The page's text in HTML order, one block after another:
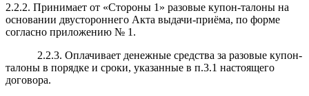
2.2.2. Принимает от «Стороны 1» разовые купон-талоны на
основании двустороннего Акта выдачи-приёма, по форме
согласно приложению № 1.
2.2.3. Оплачивает денежные средства за разовые купон-
талоны в порядке и сроки, указанные в п.3.1 настоящего
договора.